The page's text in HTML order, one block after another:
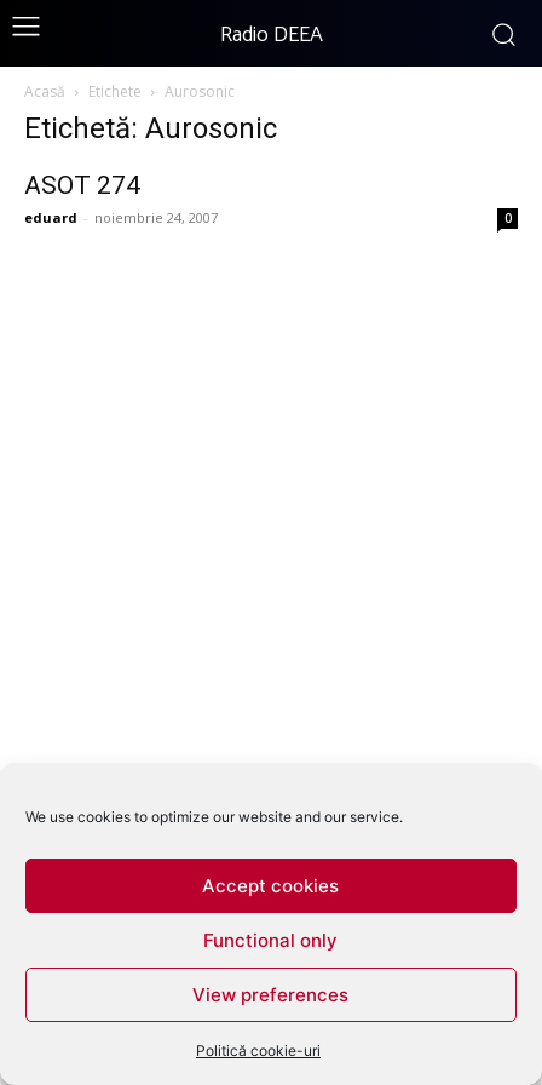
We use cookies to optimize our website and our service.
Accept cookies
Functional only
View preferences
Politică cookie-uri
Radio DEEA
Acasă Etichete Aurosonic
Etichetă: Aurosonic
ASOT 274
eduard - noiembrie 24, 2007 0